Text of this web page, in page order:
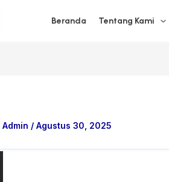
Beranda Tentang Kami
Admin / Agustus 30, 2025